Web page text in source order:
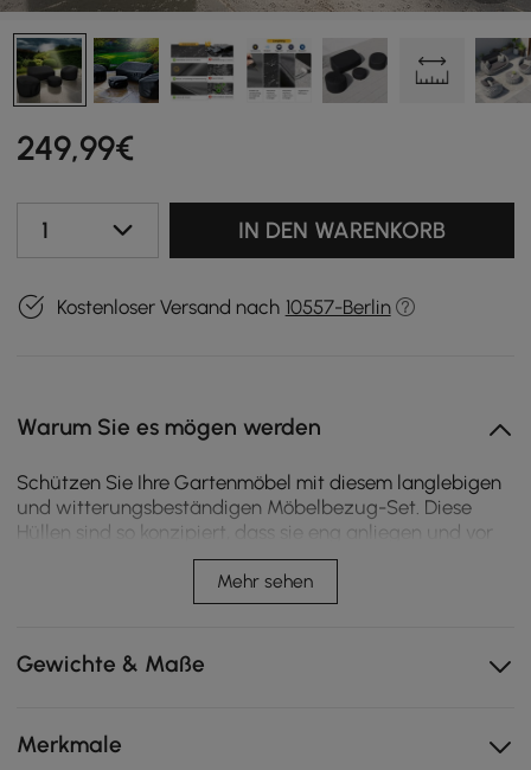
249,99€
1 IN DEN WARENKORB
Kostenloser Versand nach 10557-Berlin
Warum Sie es mögen werden
Schützen Sie Ihre Gartenmöbel mit diesem langlebigen
und witterungsbeständigen Möbelbezug-Set. Diese
Hüllen sind so konzipiert, dass sie eng anliegen und vor
Regen, UV-Strahlen und Schmutz schützen. Sie
verlängern die Lebensdauer Ihrer Gartenmöbel und
behalten gleichzeitig ihr Aussehen. Ideal für den
Robustes, wasserdichtes Gewebe
Windbeständig
Mehr sehen
Gewichte & Maße
Merkmale